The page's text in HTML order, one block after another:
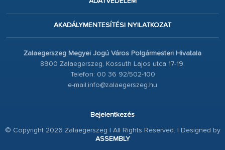
AKADÁLYMENTESÍTÉSI NYILATKOZAT
Zalaegerszeg Megyei Jogú Város Polgármesteri Hivatala
8900 Zalaegerszeg, Kossuth Lajos utca 17-19.
Telefon: 00 36 92/502-100
e-mail:info@zalaegerszeg.hu
Bejelentkezés
© Copyright 2026 Zalaegerszeg | All Rights Reserved. | Designed by
ASSEMBLY